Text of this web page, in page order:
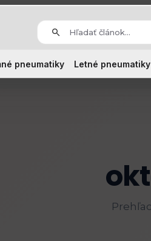
pneumatiky Letné pneumatiky